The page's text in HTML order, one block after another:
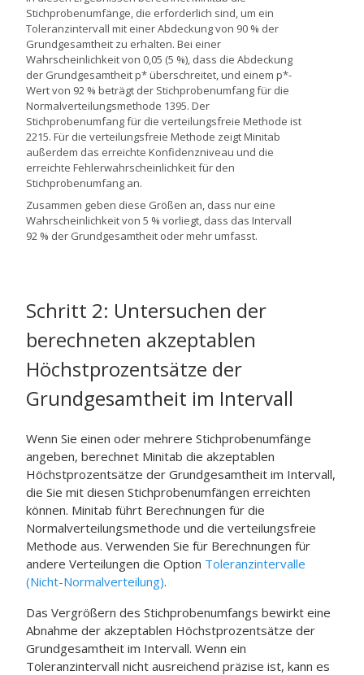
Stichprobenumfänge, die erforderlich sind, um ein
Toleranzintervall mit einer Abdeckung von 90 % der
Grundgesamtheit zu erhalten. Bei einer
Wahrscheinlichkeit von 0,05 (5 %), dass die Abdeckung
der Grundgesamtheit p* überschreitet, und einem p*-
Wert von 92 % beträgt der Stichprobenumfang für die
Normalverteilungsmethode 1395. Der
Stichprobenumfang für die verteilungsfreie Methode ist
2215. Für die verteilungsfreie Methode zeigt Minitab
außerdem das erreichte Konfidenzniveau und die
erreichte Fehlerwahrscheinlichkeit für den
Stichprobenumfang an.
Zusammen geben diese Größen an, dass nur eine
Wahrscheinlichkeit von 5 % vorliegt, dass das Intervall
92 % der Grundgesamtheit oder mehr umfasst.
Schritt 2: Untersuchen der
berechneten akzeptablen
Höchstprozentsätze der
Grundgesamtheit im Intervall
Wenn Sie einen oder mehrere Stichprobenumfänge
angeben, berechnet Minitab die akzeptablen
Höchstprozentsätze der Grundgesamtheit im Intervall,
die Sie mit diesen Stichprobenumfängen erreichten
können. Minitab führt Berechnungen für die
Normalverteilungsmethode und die verteilungsfreie
Methode aus. Verwenden Sie für Berechnungen für
andere Verteilungen die Option Toleranzintervalle
(Nicht-Normalverteilung).
Das Vergrößern des Stichprobenumfangs bewirkt eine
Abnahme der akzeptablen Höchstprozentsätze der
Grundgesamtheit im Intervall. Wenn ein
Toleranzintervall nicht ausreichend präzise ist, kann es